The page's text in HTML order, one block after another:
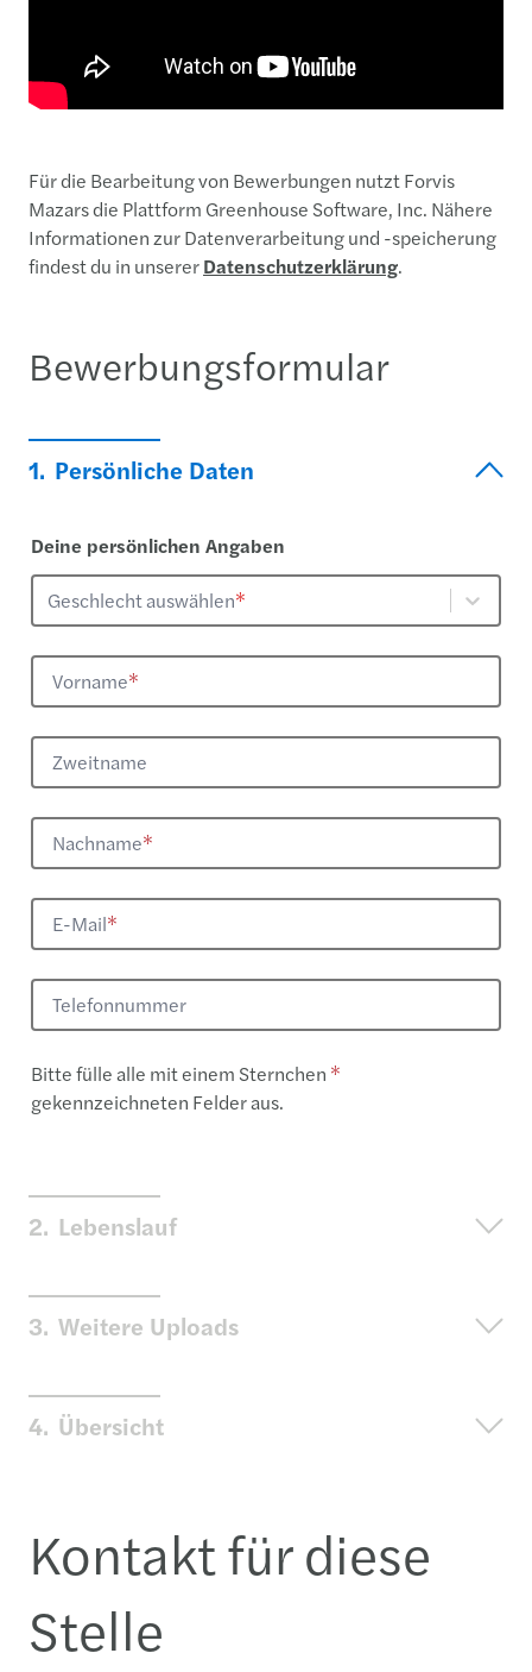
Für die Bearbeitung von Bewerbungen nutzt Forvis
Mazars die Plattform Greenhouse Software, Inc. Nähere
Informationen zur Datenverarbeitung und -speicherung
findest du in unsererDatenschutzerklärung.
Bewerbungsformular
1. Persönliche Daten
Deine persönlichen Angaben
Geschlecht auswählen*
Vorname*
Zweitname
Nachname*
E-Mail*
Telefonnummer
​Bitte fülle alle mit einem Sternchen * ​
gekennzeichneten Felder aus.
2. Lebenslauf
3. Weitere Uploads
4. Übersicht
Kontakt für diese
Stelle